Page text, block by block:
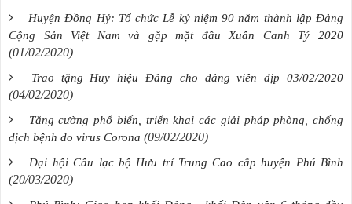
Huyện Đồng Hỷ: Tổ chức Lễ kỷ niệm 90 năm thành lập Đảng
Cộng Sản Việt Nam và gặp mặt đầu Xuân Canh Tý 2020
(01/02/2020)
Trao tặng Huy hiệu Đảng cho đảng viên dịp 03/02/2020
(04/02/2020)
Tăng cường phổ biến, triển khai các giải pháp phòng, chống
dịch bệnh do virus Corona (09/02/2020)
Đại hội Câu lạc bộ Hưu trí Trung Cao cấp huyện Phú Bình
(20/03/2020)